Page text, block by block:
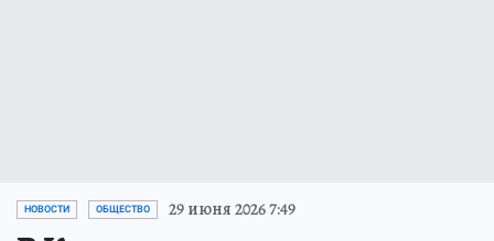
НОВОСТИ ОБЩЕСТВО 29 июня 2026 7:49